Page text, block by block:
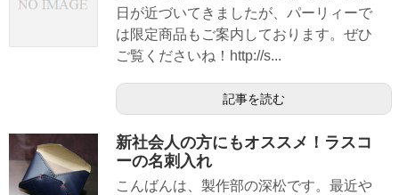
日が近づいてきましたが、パーリィーで
は限定商品もご案内しております。ぜひ
ご覧くださいね！http://s...
記事を読む
新社会人の方にもオススメ！ラスコ
ーの名刺入れ
こんばんは、製作部の深松です。最近や